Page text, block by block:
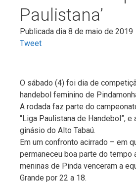
Paulistana’
Publicada dia 8 de maio de 2019
Tweet
O sábado (4) foi dia de
handebol feminino de
A rodada faz parte do
“Liga Paulistana de Handebol”, e
ginásio do Alto Tabaú.
Em um confronto acirrado – em
permaneceu boa parte do tempo
meninas de Pinda venceram a
Grande por 22 a 18.